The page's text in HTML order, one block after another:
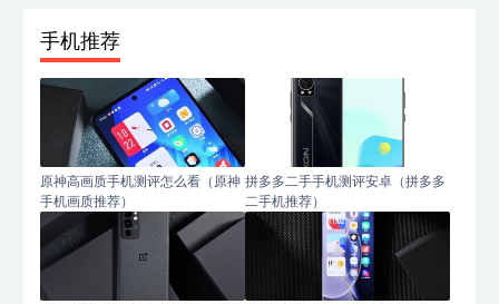
手机推荐
原神高画质手机测评怎么看（原神
手机画质推荐）
拼多多二手手机测评安卓（拼多多
二手机推荐）